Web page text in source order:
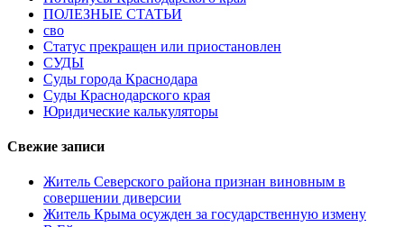
ПОЛЕЗНЫЕ СТАТЬИ
сво
Статус прекращен или приостановлен
СУДЫ
Суды города Краснодара
Суды Краснодарского края
Юридические калькуляторы
Свежие записи
Житель Северского района признан виновным в
совершении диверсии
Житель Крыма осужден за государственную измену